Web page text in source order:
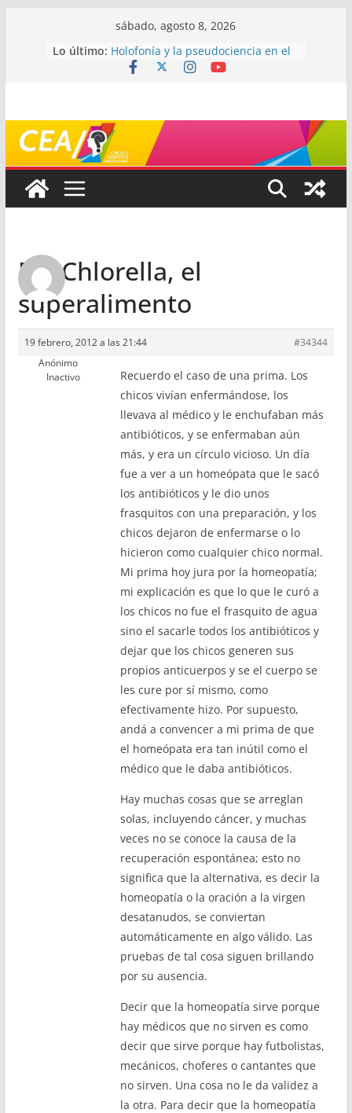
sábado, agosto 8, 2026
Lo último: Holofonía y la pseudociencia en el
audio
Mayéutica (o cómo debatir sin
terminar a los golpes)
Somos menos capaces de lo que
Re: Chlorella, el
superalimento
19 febrero, 2012 a las 21:44
#34344
Anónimo
Inactivo
Recuerdo el caso de una prima. Los
chicos vivían enfermándose, los
llevava al médico y le enchufaban más
antibióticos, y se enfermaban aún
más, y era un círculo vicioso. Un día
fue a ver a un homeópata que le sacó
los antibióticos y le dio unos
frasquitos con una preparación, y los
chicos dejaron de enfermarse o lo
hicieron como cualquier chico normal.
Mi prima hoy jura por la homeopatía;
mi explicación es que lo que le curó a
los chicos no fue el frasquito de agua
sino el sacarle todos los antibióticos y
dejar que los chicos generen sus
propios anticuerpos y se el cuerpo se
les cure por sí mismo, como
efectivamente hizo. Por supuesto,
andá a convencer a mi prima de que
el homeópata era tan inútil como el
médico que le daba antibióticos.
Hay muchas cosas que se arreglan
solas, incluyendo cáncer, y muchas
veces no se conoce la causa de la
recuperación espontánea; esto no
significa que la alternativa, es decir la
homeopatía o la oración a la virgen
desatanudos, se conviertan
automáticamente en algo válido. Las
pruebas de tal cosa siguen brillando
por su ausencia.
Decir que la homeopatía sirve porque
hay médicos que no sirven es como
decir que sirve porque hay futbolistas,
mecánicos, choferes o cantantes que
no sirven. Una cosa no le da validez a
la otra. Para decir que la homeopatía